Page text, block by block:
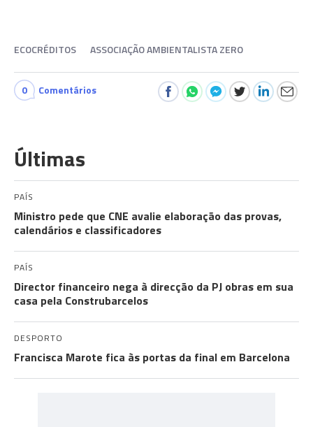
ECOCRÉDITOS ASSOCIAÇÃO AMBIENTALISTA ZERO
0 Comentários
Últimas
PAÍS
Ministro pede que CNE avalie elaboração das provas,
calendários e classificadores
PAÍS
Director financeiro nega à direcção da PJ obras em sua
casa pela Construbarcelos
DESPORTO
Francisca Marote fica às portas da final em Barcelona